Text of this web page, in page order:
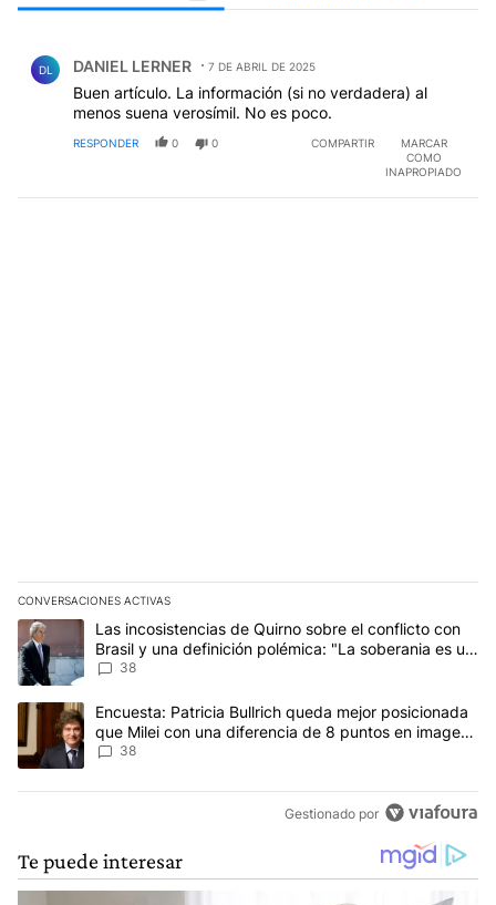
DL DANIEL LERNER 7 DE ABRIL DE 2025
Buen artículo. La información (si no verdadera) al
menos suena verosímil. No es poco.
RESPONDER 0 0 COMPARTIR
MARCAR
COMO
INAPROPIADO
CONVERSACIONES ACTIVAS
Este listado muestra los artículos con más comentarios en los
Un artículo de tendencia con el título "Las incosistencias de
Las incosistencias de Quirno sobre el conflicto con
Brasil y una definición polémica: "La soberania es un
concepto antiguo"
38
Un artículo de tendencia con el título "Encuesta: Patricia
Encuesta: Patricia Bullrich queda mejor posicionada
que Milei con una diferencia de 8 puntos en imagen
negativa
38
Gestionado por